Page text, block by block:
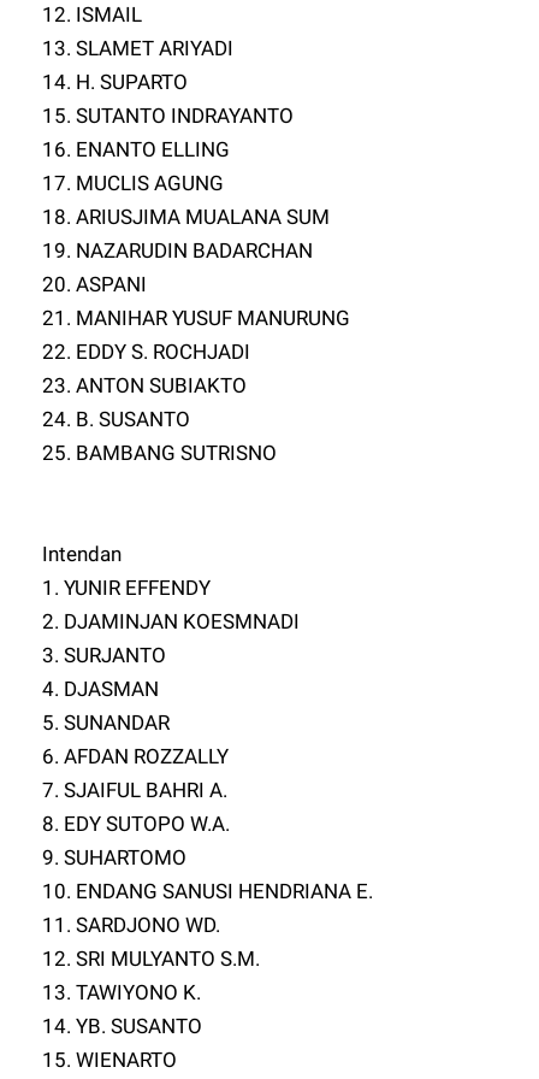
12. ISMAIL
13. SLAMET ARIYADI
14. H. SUPARTO
15. SUTANTO INDRAYANTO
16. ENANTO ELLING
17. MUCLIS AGUNG
18. ARIUSJIMA MUALANA SUM
19. NAZARUDIN BADARCHAN
20. ASPANI
21. MANIHAR YUSUF MANURUNG
22. EDDY S. ROCHJADI
23. ANTON SUBIAKTO
24. B. SUSANTO
25. BAMBANG SUTRISNO
Intendan
1. YUNIR EFFENDY
2. DJAMINJAN KOESMNADI
3. SURJANTO
4. DJASMAN
5. SUNANDAR
6. AFDAN ROZZALLY
7. SJAIFUL BAHRI A.
8. EDY SUTOPO W.A.
9. SUHARTOMO
10. ENDANG SANUSI HENDRIANA E.
11. SARDJONO WD.
12. SRI MULYANTO S.M.
13. TAWIYONO K.
14. YB. SUSANTO
15. WIENARTO